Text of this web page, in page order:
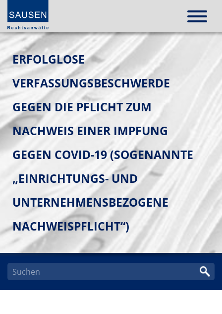
ERFOLGLOSE
VERFASSUNGSBESCHWERDE
GEGEN DIE PFLICHT ZUM
NACHWEIS EINER IMPFUNG
GEGEN COVID-19 (SOGENANNTE
„EINRICHTUNGS- UND
UNTERNEHMENSBEZOGENE
NACHWEISPFLICHT“)